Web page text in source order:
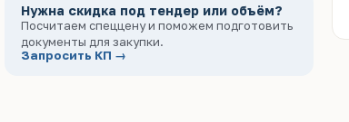
Нужна скидка под тендер или объём?
Посчитаем спеццену и поможем подготовить
документы для закупки.
Запросить КП →